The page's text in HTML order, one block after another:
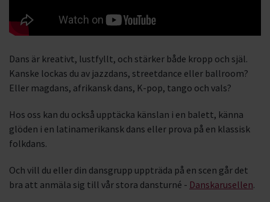
Latinamerikansk dans
Balett
Folkdans
K-pop
Orientalisk dans
Pardans
Dans är kreativt, lustfyllt, och stärker både kropp och själ.
Kanske lockas du av jazzdans, streetdance eller ballroom?
Eller magdans, afrikansk dans, K-pop, tango och vals?
Hos oss kan du också upptäcka känslan i en balett, känna
glöden i en latinamerikansk dans eller prova på en klassisk
folkdans.
Och vill du eller din dansgrupp uppträda på en scen går det
bra att anmäla sig till vår stora dansturné - Danskarusellen.